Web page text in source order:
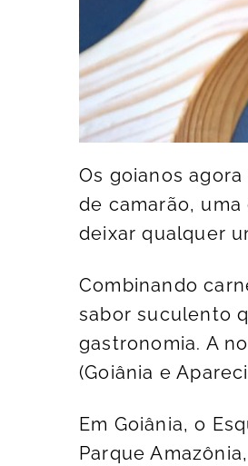
Os goianos
de camarão,
deixar qualquer
Combinando
sabor suculento
gastronomia. A
(Goiânia e
Em Goiânia, o
Parque